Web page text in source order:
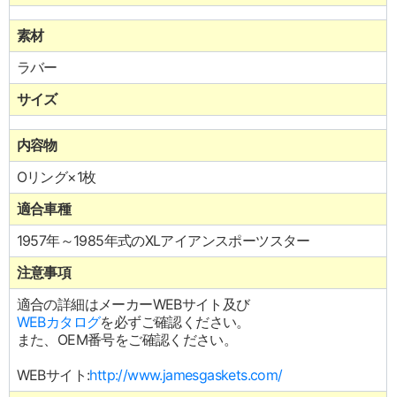
素材
ラバー
サイズ
内容物
Oリング×1枚
適合車種
1957年～1985年式のXLアイアンスポーツスター
注意事項
適合の詳細はメーカーWEBサイト及び
WEBカタログを必ずご確認ください。
また、OEM番号をご確認ください。
WEBサイト:http://www.jamesgaskets.com/